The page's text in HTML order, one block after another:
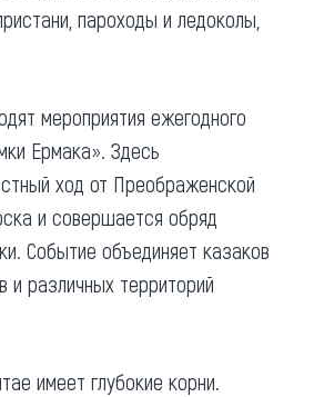
пароходы и ледоколы,
мероприятия ежегодного
Ермака». Здесь
ход от Преображенской
и совершается обряд
Событие объединяет казаков
и различных территорий
имеет глубокие корни.